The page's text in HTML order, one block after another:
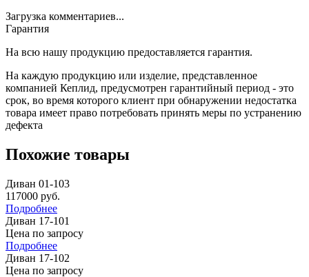
Загрузка комментариев...
Гарантия
На всю нашу продукцию предоставляется гарантия.
На каждую продукцию или изделие, представленное
компанией Кеплид, предусмотрен гарантийный период - это
срок, во время которого клиент при обнаружении недостатка
товара имеет право потребовать принять меры по устранению
дефекта
Похожие товары
Диван 01-103
117000 руб.
Подробнее
Диван 17-101
Цена по запросу
Подробнее
Диван 17-102
Цена по запросу